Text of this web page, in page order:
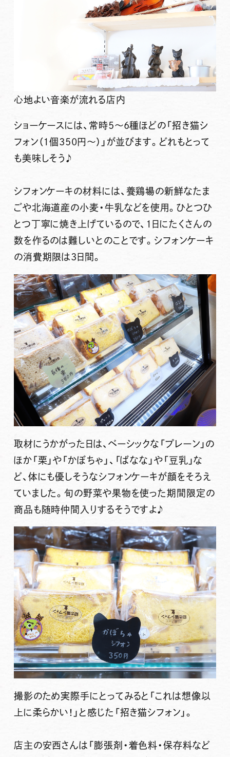
心地よい音楽が流れる店内
ショーケースには、常時5～6種ほどの「招き猫シ
フォン（1個350円～）」 が並びます。どれもとって
も美味しそう♪
シフォンケーキの材料には、 養鶏場の新鮮なたま
ごや北海道産の小麦・牛乳などを使用。ひとつひ
とつ丁寧に焼き上げているので、 1日にたくさんの
数を作るのは難しいとのことです。シフォンケーキ
の消費期限は3日間。
取材にうかがった日は、ベーシックな「プレーン」の
ほか「栗」や「かぼちゃ」、「ばなな」や「豆乳」な
ど、体にも優しそうなシフォンケーキが顔をそろえ
ていました。旬の野菜や果物を使った期間限定の
商品も随時仲間入りするそうですよ♪
撮影のため実際手にとってみると「これは想像以
上に柔らかい！」と感じた「招き猫シフォン」。
店主の安西さんは 「膨張剤・着色料・保存料など